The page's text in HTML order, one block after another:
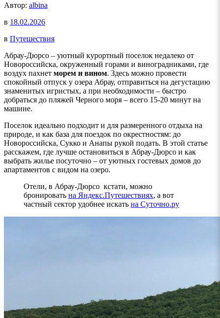
Автор: albina
в 18.02.2026
в Путешествия
Абрау-Дюрсо – уютный курортный поселок недалеко от
Новороссийска, окруженный горами и виноградниками, где
воздух пахнет морем и вином. Здесь можно провести
спокойный отпуск у озера Абрау, отправиться на дегустацию
знаменитых игристых, а при необходимости – быстро
добраться до пляжей Черного моря – всего 15-20 минут на
машине.
Поселок идеально подходит и для размеренного отдыха на
природе, и как база для поездок по окрестностям: до
Новороссийска, Сукко и Анапы рукой подать. В этой статье
расскажем, где лучше остановиться в Абрау-Дюрсо и как
выбрать жилье посуточно – от уютных гостевых домов до
апартаментов с видом на озеро.
Отели, в Абрау-Дюрсо кстати, можно
бронировать на Яндекс.Путешествиях, а вот
частный сектор удобнее искать на Суточно.ру